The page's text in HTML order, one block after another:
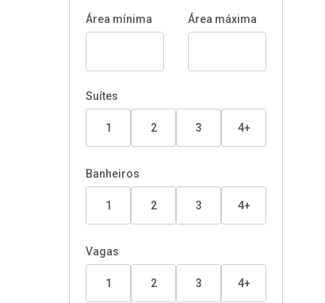
Área mínima Área máxima
Suítes
1 2 3 4+
Banheiros
1 2 3 4+
Vagas
1 2 3 4+